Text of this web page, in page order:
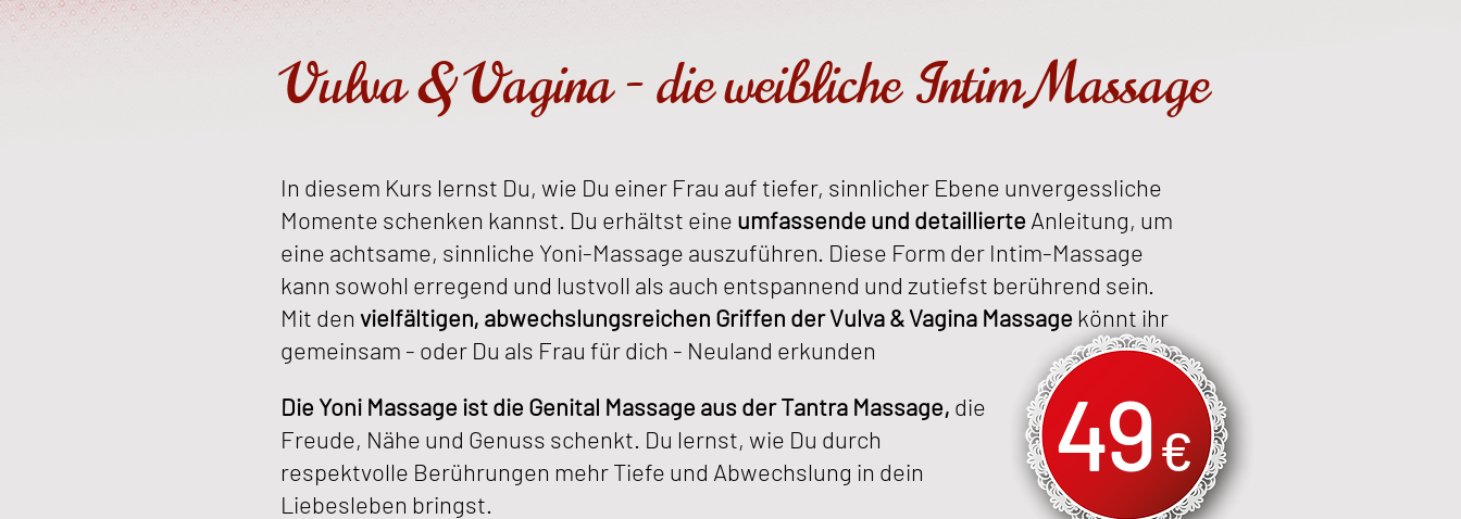
Vulva & Vagina - die weibliche Intim Massage
In diesem Kurs lernst Du, wie Du einer Frau auf tiefer, sinnlicher Ebene unvergessliche
Momente schenken kannst. Du erhältst eine umfassende und detaillierte Anleitung, um
eine achtsame, sinnliche Yoni-Massage auszuführen. Diese Form der Intim-Massage
kann sowohl erregend und lustvoll als auch entspannend und zutiefst berührend sein.
Mit den vielfältigen, abwechslungsreichen Griffen der Vulva & Vagina Massage könnt ihr
gemeinsam - oder Du als Frau für dich - Neuland erkunden
Die Yoni Massage ist die Genital Massage aus der Tantra Massage, die
Freude, Nähe und Genuss schenkt. Du lernst, wie Du durch
respektvolle Berührungen mehr Tiefe und Abwechslung in dein
Liebesleben bringst.
49€